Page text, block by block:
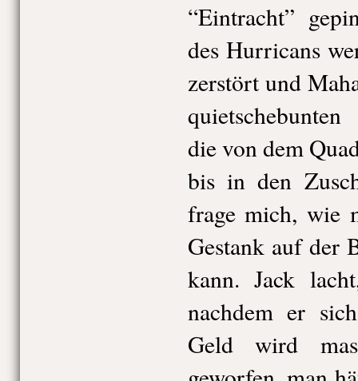
“Eintracht”
des Hurricans
zerstört und
die von dem
bis in den
frage mich, wie
Gestank auf der
kann. Jack
nachdem er
Geld wird